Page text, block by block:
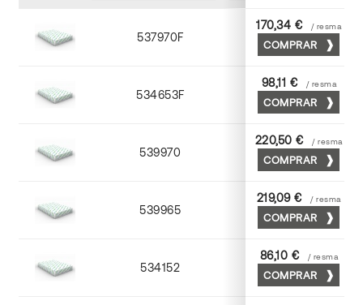
537970F 70 x 100
170,34 € / resma
COMPRAR
534653F 52 x 70
98,11 € / resma
COMPRAR
539970 70 x 100
220,50 € / resma
COMPRAR
539965 65 x 90
219,09 € / resma
COMPRAR
534152 52 x 70
86,10 € / resma
COMPRAR